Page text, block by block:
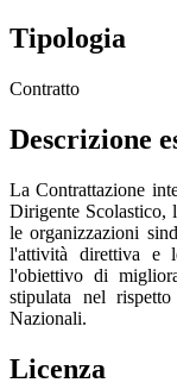
Tipologia
Contratto
Descrizione
La Contrattazione
Dirigente Scolastico,
le organizzazioni
l'attività direttiva e
l'obiettivo di
stipulata nel
Nazionali.
Licenza